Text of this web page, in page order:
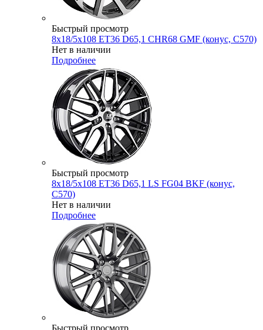
Быстрый просмотр
8x18/5x108 ET36 D65,1 CHR68 GMF (конус, C570)
Нет в наличии
Подробнее
Быстрый просмотр
8x18/5x108 ET36 D65,1 LS FG04 BKF (конус,
C570)
Нет в наличии
Подробнее